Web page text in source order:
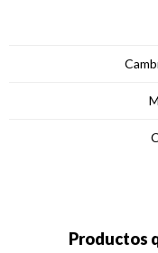
Productos